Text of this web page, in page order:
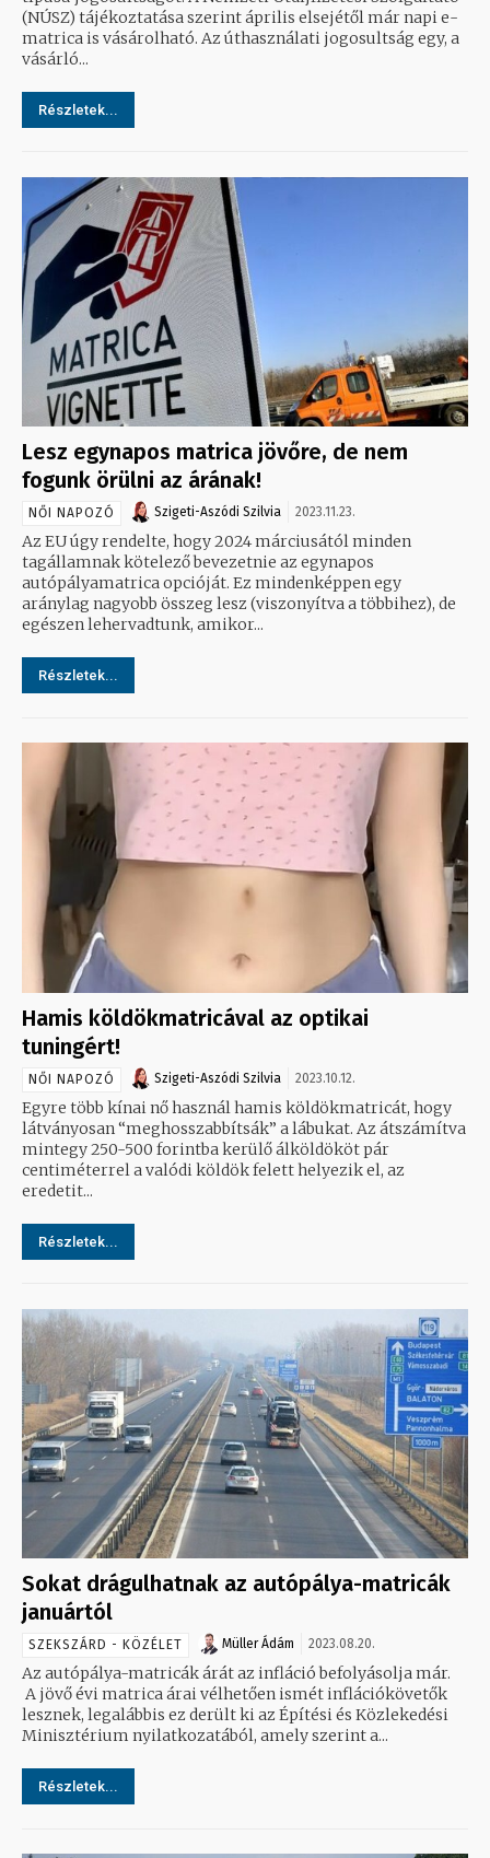
(NÚSZ) tájékoztatása szerint április elsejétől már napi e-
matrica is vásárolható. Az úthasználati jogosultság egy, a
vásárló...
Részletek...
Lesz egynapos matrica jövőre, de nem
fogunk örülni az árának!
NŐI NAPOZÓ Szigeti-Aszódi Szilvia 2023.11.23.
Az EU úgy rendelte, hogy 2024 márciusától minden
tagállamnak kötelező bevezetnie az egynapos
autópályamatrica opcióját. Ez mindenképpen egy
aránylag nagyobb összeg lesz (viszonyítva a többihez), de
egészen lehervadtunk, amikor...
Részletek...
Hamis köldökmatricával az optikai
tuningért!
NŐI NAPOZÓ Szigeti-Aszódi Szilvia 2023.10.12.
Egyre több kínai nő használ hamis köldökmatricát, hogy
látványosan “meghosszabbítsák” a lábukat. Az átszámítva
mintegy 250-500 forintba kerülő álköldököt pár
centiméterrel a valódi köldök felett helyezik el, az
eredetit...
Részletek...
Sokat drágulhatnak az autópálya-matricák
januártól
SZEKSZÁRD - KÖZÉLET Müller Ádám 2023.08.20.
Az autópálya-matricák árát az infláció befolyásolja már.
A jövő évi matrica árai vélhetően ismét inflációkövetők
lesznek, legalábbis ez derült ki az Építési és Közlekedési
Minisztérium nyilatkozatából, amely szerint a...
Részletek...